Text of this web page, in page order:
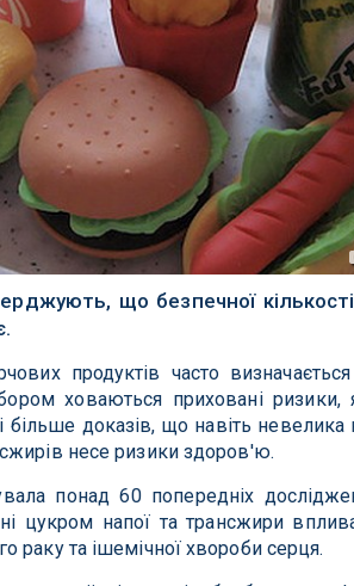
що безпечної
продуктів часто
ховаються приховані ризики,
більше доказів, що навіть невелика
несе ризики здоров'ю.
понад 60 попередніх
цукром напої та трансжири
раку та ішемічної хвороби серця.